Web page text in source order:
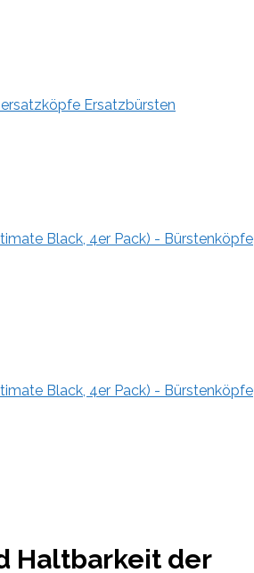
Ersatzbürsten
Black, 4er Pack) - Bürstenköpfe
Black, 4er Pack) - Bürstenköpfe
Haltbarkeit der